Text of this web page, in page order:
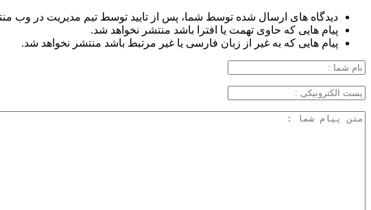
دیدگاه های ارسال شده توسط شما، پس از تایید توسط تیم مدیریت در وب
پیام هایی که حاوی تهمت یا افترا باشد منتشر نخواهد شد.
پیام هایی که به غیر از زبان فارسی یا غیر مرتبط باشد منتشر نخواهد شد.